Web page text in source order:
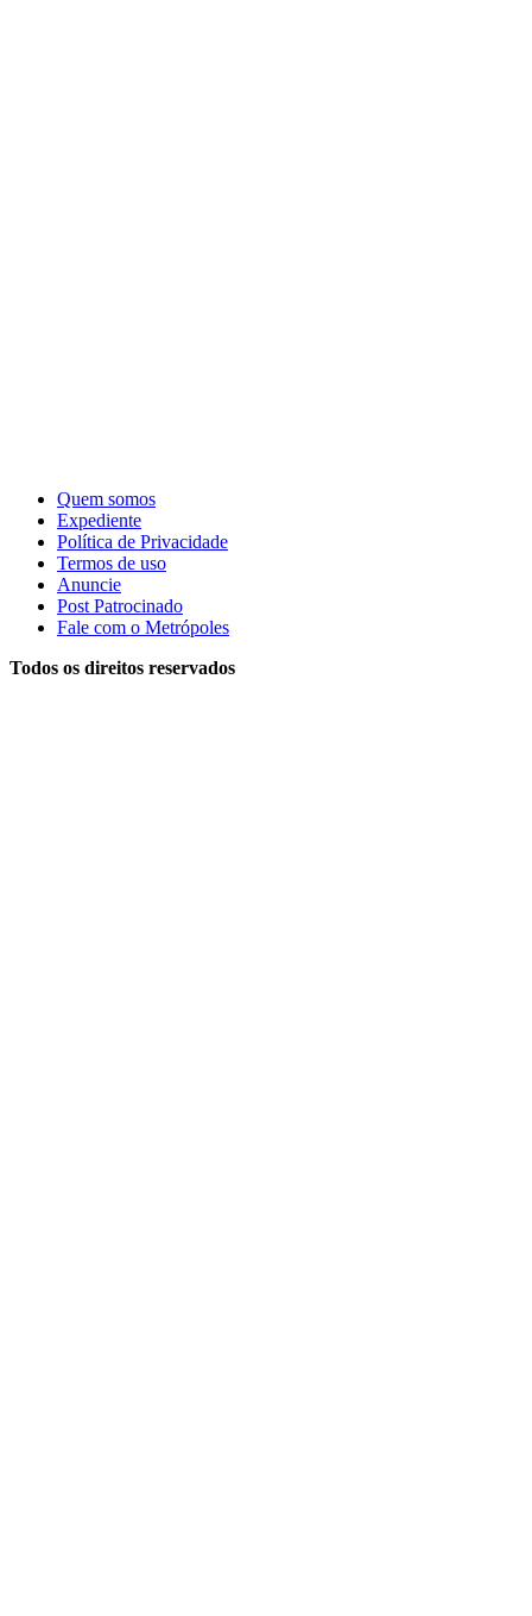
Quem somos
Expediente
Política de Privacidade
Termos de uso
Anuncie
Post Patrocinado
Fale com o Metrópoles
Todos os direitos reservados